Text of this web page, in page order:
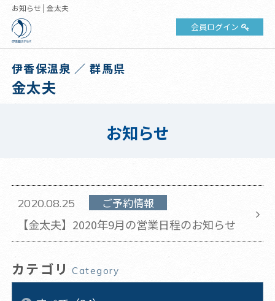
お知らせ | 金太夫
会員ログイン
伊香保温泉 ／ 群馬県
金太夫
お知らせ
2020.08.25 ご予約情報
【金太夫】2020年9月の営業日程のお知らせ
カテゴリ Category